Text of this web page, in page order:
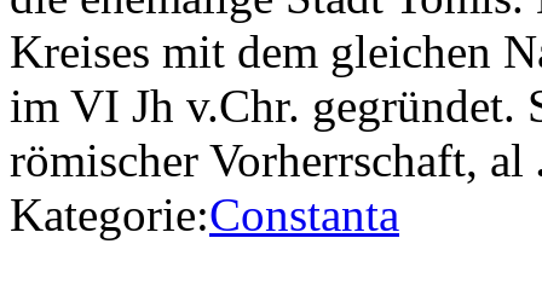
Kreises mit dem gleichen
im VI Jh v.Chr. gegründet.
römischer Vorherrschaft, al
Kategorie:Constanta